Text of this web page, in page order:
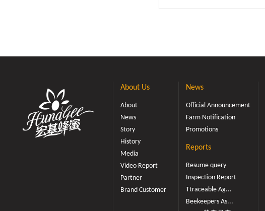
About Us
About
News
Story
History
Media
Video Report
Partner
Brand Customer
News
Official Announcement
Farm Notification
Promotions
Reports
Resume query
Inspection Report
Ttraceable Ag...
Beekeepers As...